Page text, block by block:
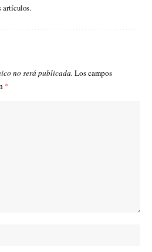
artículos.
no será publicada. Los campos
*